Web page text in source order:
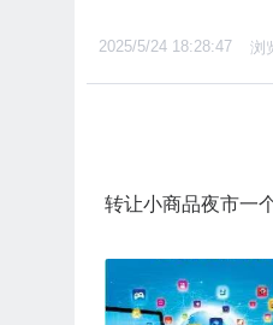
2025/5/24 18:28:47 浏
转让小商品夜市一